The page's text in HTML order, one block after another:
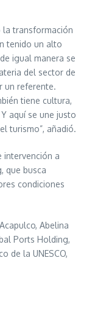
la transformación
tenido un alto
igual manera se
del sector de
un referente.
tiene cultura,
aquí se une justo
turismo”, añadió.
intervención a
que busca
condiciones
Abelina
Ports Holding,
de la UNESCO,